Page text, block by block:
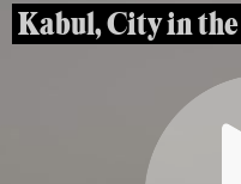
Kabul, City in